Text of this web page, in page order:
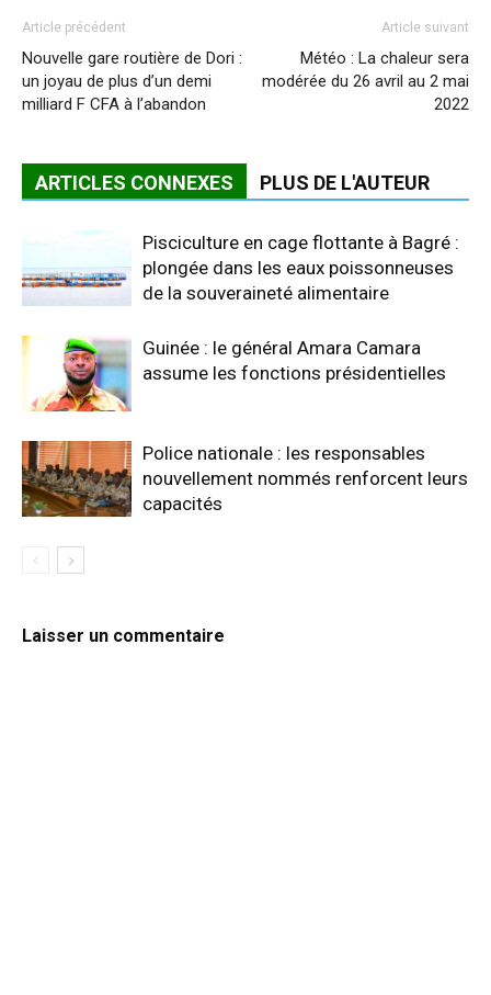
Article précédent
Nouvelle gare routière de Dori :
un joyau de plus d’un demi
milliard F CFA à l’abandon
Article suivant
Météo : La chaleur sera
modérée du 26 avril au 2 mai
2022
ARTICLES CONNEXES PLUS DE L'AUTEUR
Pisciculture en cage flottante à Bagré :
plongée dans les eaux poissonneuses
de la souveraineté alimentaire
Guinée : le général Amara Camara
assume les fonctions présidentielles
Police nationale : les responsables
nouvellement nommés renforcent leurs
capacités
Laisser un commentaire